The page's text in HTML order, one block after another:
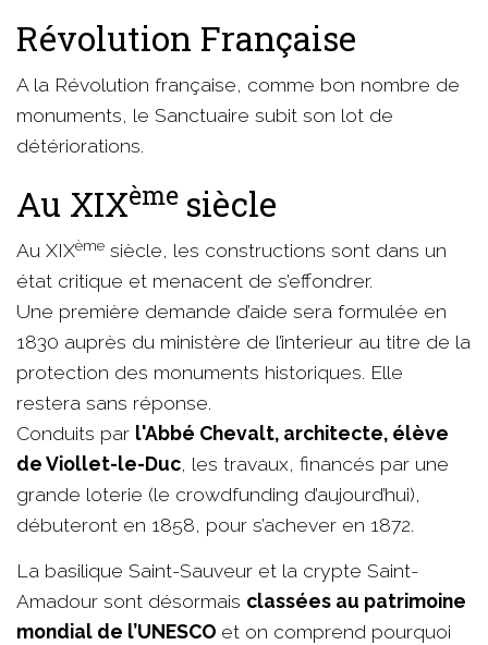
Révolution Française
A la Révolution française, comme bon nombre de
monuments, le Sanctuaire subit son lot de
détériorations.
Au XIXème siècle​
Au XIXème siècle, les constructions sont dans un
état critique et menacent de s’effondrer.
Une première demande d’aide sera formulée en
1830 auprès du ministère de l’interieur au titre de la
protection des monuments historiques. Elle
restera sans réponse.
Conduits par l'Abbé Chevalt, architecte, élève
de Viollet-le-Duc, les travaux, financés par une
grande loterie (le crowdfunding d’aujourd’hui),
débuteront en 1858, pour s’achever en 1872.
La basilique Saint-Sauveur et la crypte Saint-
Amadour sont désormais classées au patrimoine
mondial de l’UNESCO et on comprend pourquoi